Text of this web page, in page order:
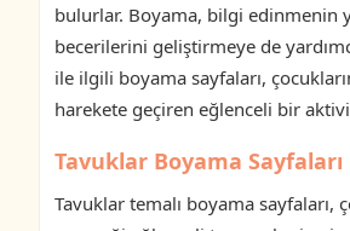
bulurlar. Boyama, bilgi edinmenin
becerilerini geliştirmeye de
ile ilgili boyama sayfaları,
harekete geçiren eğlenceli bir
Tavuklar Boyama Sayfaları
Tavuklar temalı boyama sayfaları,